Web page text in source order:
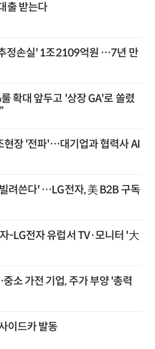
출 받는다
정손실' 1조2109억원 …7년 만
확대 앞두고 '상장 GA'로 쏠렸
현장 '전파'…대기업과 협력사 AI
려쓴다' …LG전자, 美 B2B 구독
-LG전자 유럽서 TV·모니터 '大
소 가전 기업, 주가 부양 '총력
이드카 발동